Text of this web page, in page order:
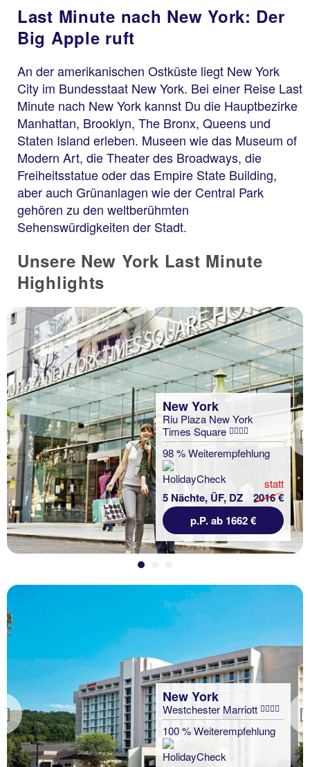
Last Minute nach New York: Der
Big Apple ruft
An der amerikanischen Ostküste liegt New York
City im Bundesstaat New York. Bei einer Reise Last
Minute nach New York kannst Du die Hauptbezirke
Manhattan, Brooklyn, The Bronx, Queens und
Staten Island erleben. Museen wie das Museum of
Modern Art, die Theater des Broadways, die
Freiheitsstatue oder das Empire State Building,
aber auch Grünanlagen wie der Central Park
gehören zu den weltberühmten
Sehenswürdigkeiten der Stadt.
Unsere New York Last Minute
Highlights
Previous
New York
Riu Plaza New York
Times Square
98 % Weiterempfehlung
5 Nächte, ÜF, DZ
statt
2016 €
p.P. ab 1662 €
Previous
New York
Westchester Marriott
100 % Weiterempfehlung